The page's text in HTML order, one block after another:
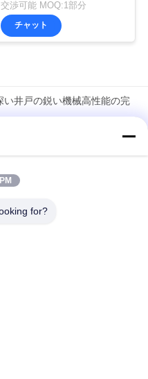
交渉可能 MOQ:1部分
チャット
井戸の鋭い機械高性能の完
装置/コア試すいの装備、
の訓練、直径100mm -
for?